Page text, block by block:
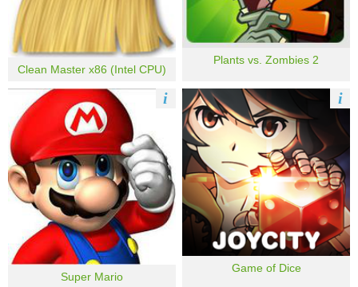
Clean Master x86 (Intel CPU)
Plants vs. Zombies 2
Super Mario
i
Game of Dice
i